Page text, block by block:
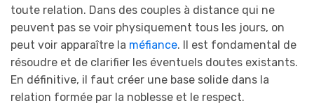
toute relation. Dans des couples à distance qui ne
peuvent pas se voir physiquement tous les jours, on
peut voir apparaître la méfiance. Il est fondamental de
résoudre et de clarifier les éventuels doutes existants.
En définitive, il faut créer une base solide dans la
relation formée par la noblesse et le respect.